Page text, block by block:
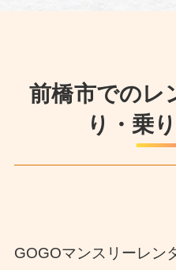
前橋市でのレ
り・乗
GOGOマンスリーレン